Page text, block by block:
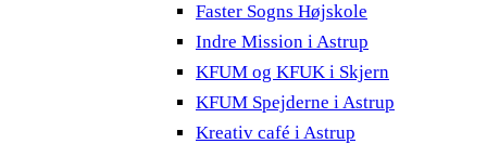
Faster Sogns Højskole
Indre Mission i Astrup
KFUM og KFUK i Skjern
KFUM Spejderne i Astrup
Kreativ café i Astrup